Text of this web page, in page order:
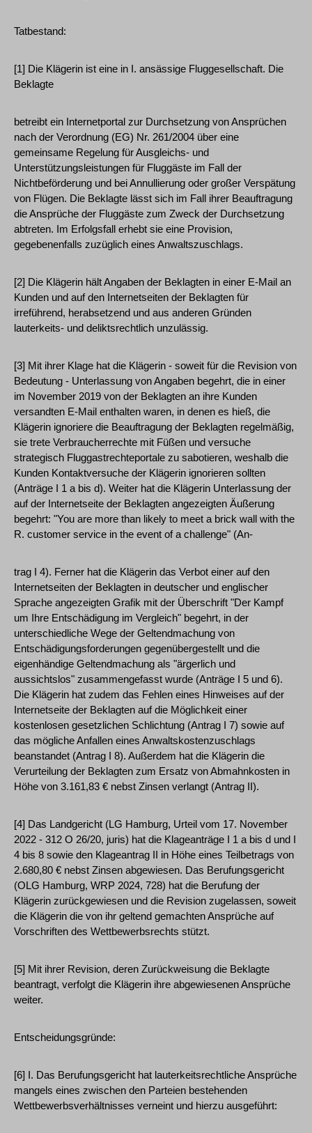
Tatbestand:
[1] Die Klägerin ist eine in I. ansässige Fluggesellschaft. Die
Beklagte
betreibt ein Internetportal zur Durchsetzung von Ansprüchen
nach der Verordnung (EG) Nr. 261/2004 über eine
gemeinsame Regelung für Ausgleichs- und
Unterstützungsleistungen für Fluggäste im Fall der
Nichtbeförderung und bei Annullierung oder großer Verspätung
von Flügen. Die Beklagte lässt sich im Fall ihrer Beauftragung
die Ansprüche der Fluggäste zum Zweck der Durchsetzung
abtreten. Im Erfolgsfall erhebt sie eine Provision,
gegebenenfalls zuzüglich eines Anwaltszuschlags.
[2] Die Klägerin hält Angaben der Beklagten in einer E-Mail an
Kunden und auf den Internetseiten der Beklagten für
irreführend, herabsetzend und aus anderen Gründen
lauterkeits- und deliktsrechtlich unzulässig.
[3] Mit ihrer Klage hat die Klägerin - soweit für die Revision von
Bedeutung - Unterlassung von Angaben begehrt, die in einer
im November 2019 von der Beklagten an ihre Kunden
versandten E-Mail enthalten waren, in denen es hieß, die
Klägerin ignoriere die Beauftragung der Beklagten regelmäßig,
sie trete Verbraucherrechte mit Füßen und versuche
strategisch Fluggastrechteportale zu sabotieren, weshalb die
Kunden Kontaktversuche der Klägerin ignorieren sollten
(Anträge I 1 a bis d). Weiter hat die Klägerin Unterlassung der
auf der Internetseite der Beklagten angezeigten Äußerung
begehrt: "You are more than likely to meet a brick wall with the
R. customer service in the event of a challenge" (An-
trag I 4). Ferner hat die Klägerin das Verbot einer auf den
Internetseiten der Beklagten in deutscher und englischer
Sprache angezeigten Grafik mit der Überschrift "Der Kampf
um Ihre Entschädigung im Vergleich" begehrt, in der
unterschiedliche Wege der Geltendmachung von
Entschädigungsforderungen gegenübergestellt und die
eigenhändige Geltendmachung als "ärgerlich und
aussichtslos" zusammengefasst wurde (Anträge I 5 und 6).
Die Klägerin hat zudem das Fehlen eines Hinweises auf der
Internetseite der Beklagten auf die Möglichkeit einer
kostenlosen gesetzlichen Schlichtung (Antrag I 7) sowie auf
das mögliche Anfallen eines Anwaltskostenzuschlags
beanstandet (Antrag I 8). Außerdem hat die Klägerin die
Verurteilung der Beklagten zum Ersatz von Abmahnkosten in
Höhe von 3.161,83 € nebst Zinsen verlangt (Antrag II).
[4] Das Landgericht (LG Hamburg, Urteil vom 17. November
2022 - 312 O 26/20, juris) hat die Klageanträge I 1 a bis d und I
4 bis 8 sowie den Klageantrag II in Höhe eines Teilbetrags von
2.680,80 € nebst Zinsen abgewiesen. Das Berufungsgericht
(OLG Hamburg, WRP 2024, 728) hat die Berufung der
Klägerin zurückgewiesen und die Revision zugelassen, soweit
die Klägerin die von ihr geltend gemachten Ansprüche auf
Vorschriften des Wettbewerbsrechts stützt.
[5] Mit ihrer Revision, deren Zurückweisung die Beklagte
beantragt, verfolgt die Klägerin ihre abgewiesenen Ansprüche
weiter.
Entscheidungsgründe:
[6] I. Das Berufungsgericht hat lauterkeitsrechtliche Ansprüche
mangels eines zwischen den Parteien bestehenden
Wettbewerbsverhältnisses verneint und hierzu ausgeführt: